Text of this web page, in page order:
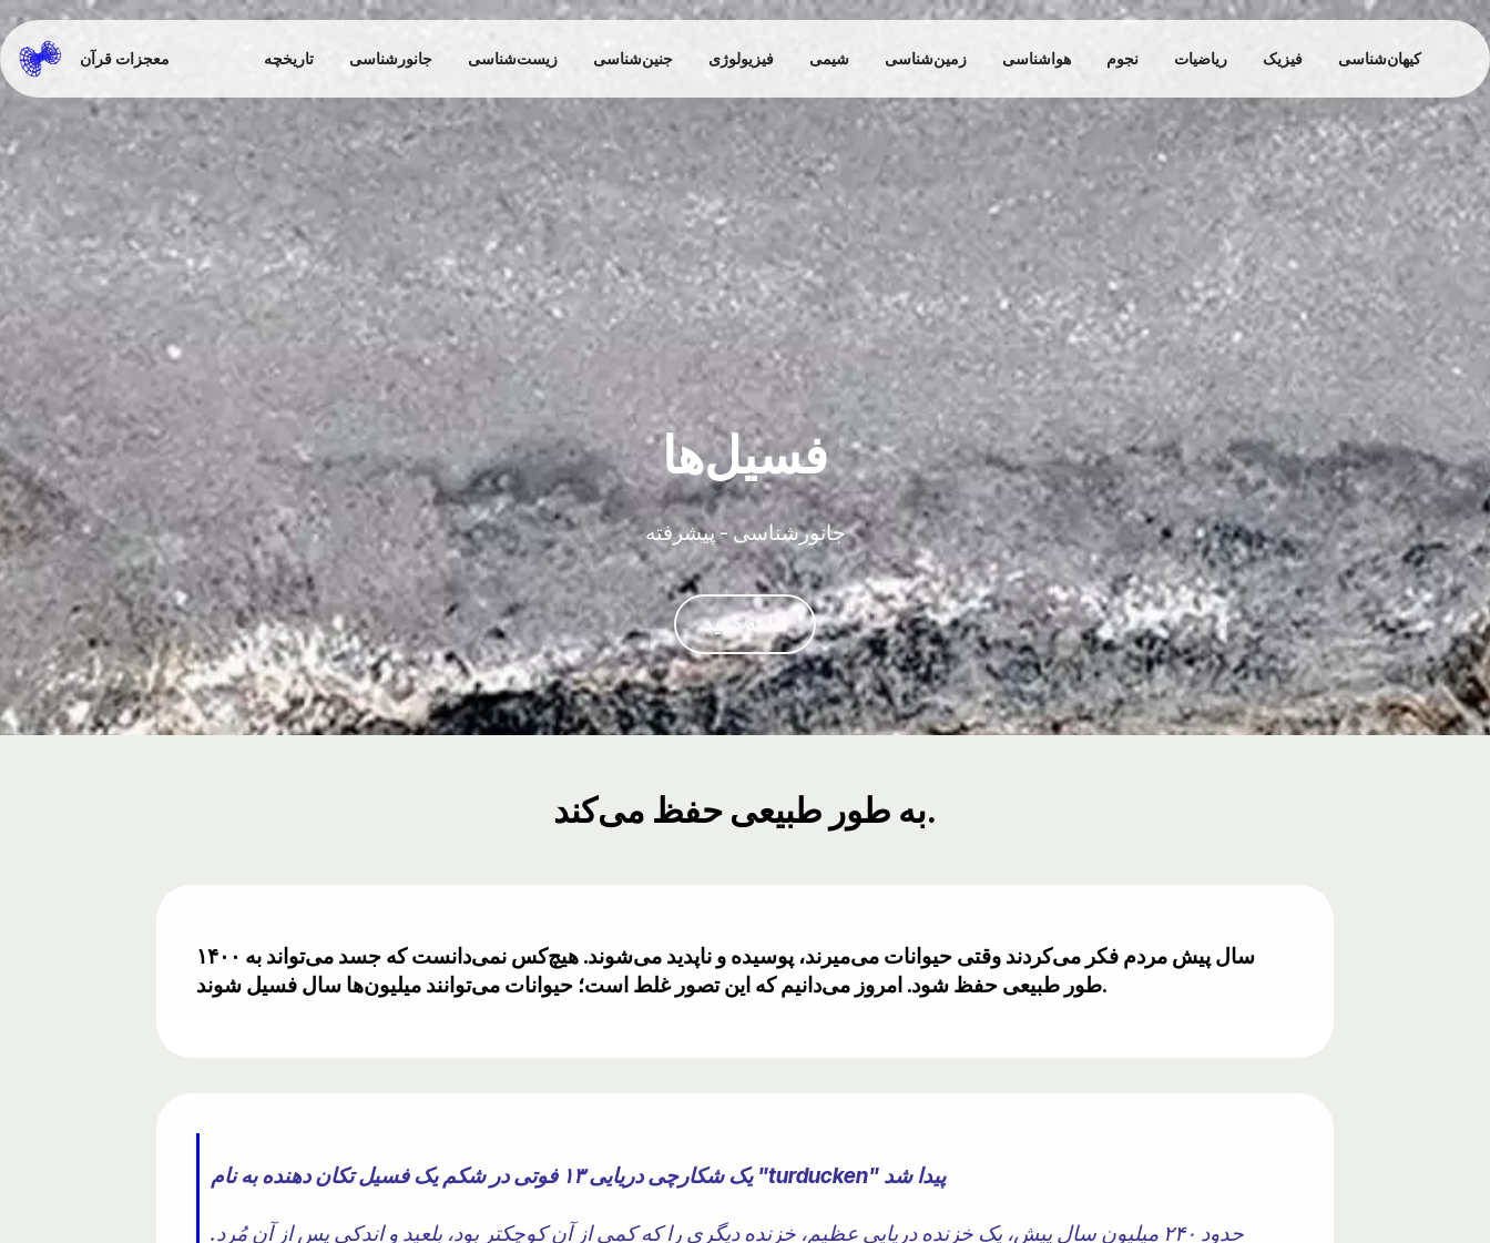
معجزات قرآن تاریخچه جانورشناسی زیست‌شناسی جنین‌شناسی فیزیولوژی شیمی زمین‌شناسی هواشناسی نجوم ریاضیات فیزیک کیهان‌شناسی
فسیل‌ها
جانورشناسی - پیشرفته
ادامه دهید
به طور طبیعی حفظ می‌کند.
۱۴۰۰ سال پیش مردم فکر می‌کردند وقتی حیوانات می‌میرند، پوسیده و ناپدید می‌شوند. هیچ‌کس نمی‌دانست که جسد می‌تواند به
طور طبیعی حفظ شود. امروز می‌دانیم که این تصور غلط است؛ حیوانات می‌توانند میلیون‌ها سال فسیل شوند.
یک شکارچی دریایی ۱۳ فوتی در شکم یک فسیل تکان دهنده به نام "turducken" پیدا شد
حدود ۲۴۰ میلیون سال پیش، یک خزنده دریایی عظیم، خزنده دیگری را که کمی از آن کوچکتر بود، بلعید و اندکی پس از آن مُرد.